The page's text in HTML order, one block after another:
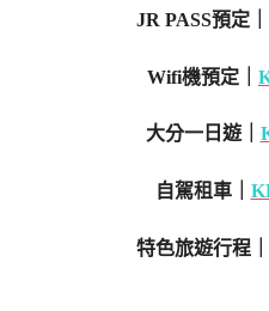
JR PASS預定｜
Wifi機預定｜
大分一日遊｜
自駕租車｜
特色旅遊行程｜